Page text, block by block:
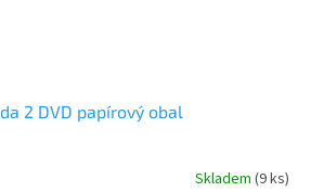
2 DVD papírový obal
Skladem (9 ks)